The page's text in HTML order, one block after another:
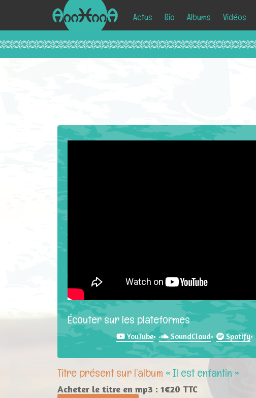
Actus Bio Albums Vidéos
Écouter sur les plateformes
YouTube SoundCloud Spotify
Titre présent sur l’album « Il est enfantin »
Acheter le titre en mp3 : 1€20 TTC